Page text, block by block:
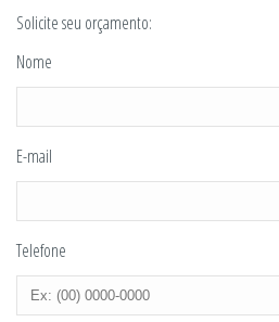
Solicite seu orçamento:
Nome
E-mail
Telefone